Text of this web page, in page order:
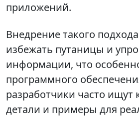
приложений.
Внедрение такого
избежать путаницы и
информации, что
программного
разработчики часто ищут
детали и примеры для